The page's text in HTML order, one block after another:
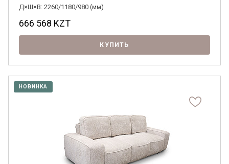
Д×Ш×В: 2260/1180/980 (мм)
666 568 KZT
КУПИТЬ
НОВИНКА